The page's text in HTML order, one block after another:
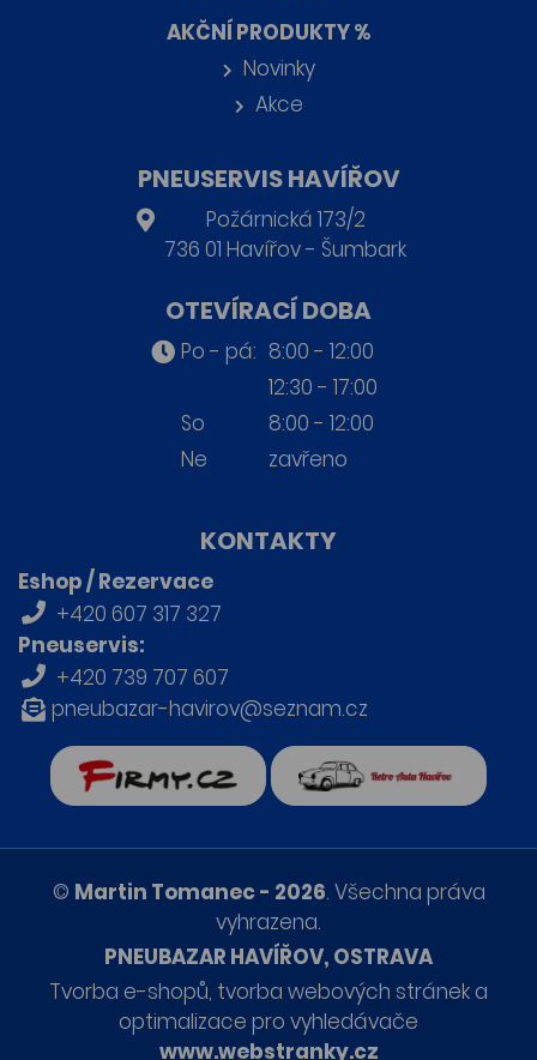
AKČNÍ PRODUKTY %
Novinky
Akce
PNEUSERVIS HAVÍŘOV
Požárnická 173/2
736 01 Havířov - Šumbark
OTEVÍRACÍ DOBA
Po - pá: 8:00 - 12:00
12:30 - 17:00
So
8:00 - 12:00
Ne
zavřeno
KONTAKTY
Eshop / Rezervace
+420 607 317 327
Pneuservis:
+420 739 707 607
pneubazar-havirov@seznam.cz
Retro auta Havířov
© Martin Tomanec - 2026. Všechna práva
vyhrazena.
PNEUBAZAR HAVÍŘOV, OSTRAVA
Tvorba e-shopů, tvorba webových stránek a
optimalizace pro vyhledávače
www.webstranky.cz